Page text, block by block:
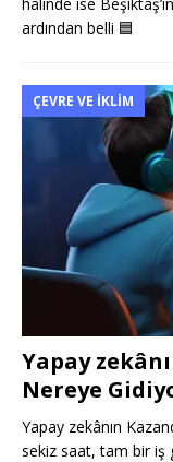
ardından belli 🟦
ÇEVRE VE İKLIM
Yapay
Nereye
Yapay zekânın
sekiz saat, tam bir iş